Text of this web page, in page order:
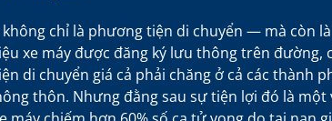
không chỉ là phương tiện di chuyển — mà còn
xe máy được đăng ký lưu thông trên đường,
di chuyển giá cả phải chăng ở cả các thành
thôn. Nhưng đằng sau sự tiện lợi đó là một